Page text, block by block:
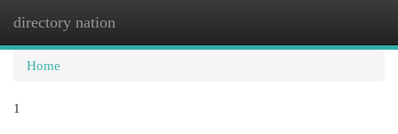
directory nation
Home
1